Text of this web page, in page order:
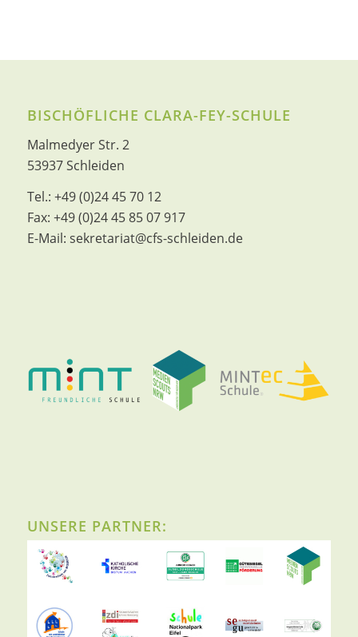
BISCHÖFLICHE CLARA-FEY-SCHULE
Malmedyer Str. 2
53937 Schleiden
Tel.: +49 (0)24 45 70 12
Fax: +49 (0)24 45 85 07 917
E-Mail: sekretariat@cfs-schleiden.de
UNSERE PARTNER: